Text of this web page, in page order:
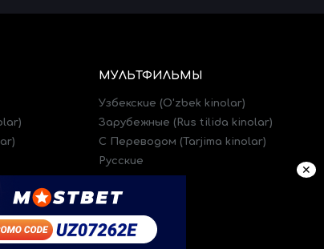
МУЛЬТФИЛЬМЫ
Узбекские (O'zbek kinolar)
Зарубежные (Rus tilida kinolar)
C Переводом (Tarjima kinolar)
Русские
✕